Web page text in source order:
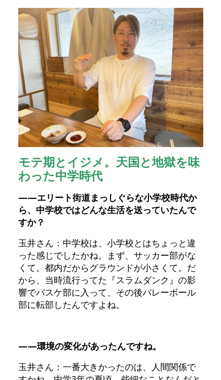
モテ期とイジメ。天国と地獄を味
わった中学時代
——エリート街道まっしぐらな小学校時代か
ら、中学校ではどんな生活を送っていたんで
すか？
玉井さん：中学校は、小学校とはちょっと違
った感じでしたかね。まず、サッカー部がな
くて。都内だからグラウンドが小さくて。だ
から、当時流行ってた『スラムダンク』の影
響でバスケ部に入って、その後バレーボール
部に転部したんですよね。
——環境の変化があったんですね。
玉井さん：一番大きかったのは、人間関係で